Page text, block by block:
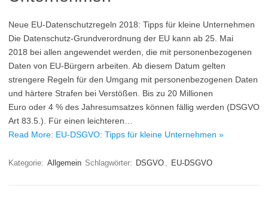
Neue EU-Datenschutzregeln 2018: Tipps für kleine Unternehmen
Die Datenschutz-Grundverordnung der EU kann ab 25. Mai
2018 bei allen angewendet werden, die mit personenbezogenen
Daten von EU-Bürgern arbeiten. Ab diesem Datum gelten
strengere Regeln für den Umgang mit personenbezogenen Daten
und härtere Strafen bei Verstößen. Bis zu 20 Millionen
Euro oder 4 % des Jahresumsatzes können fällig werden (DSGVO
Art 83.5.). Für einen leichteren…
Read More: EU-DSGVO: Tipps für kleine Unternehmen »
Kategorie: Allgemein Schlagwörter: DSGVO EU-DSGVO